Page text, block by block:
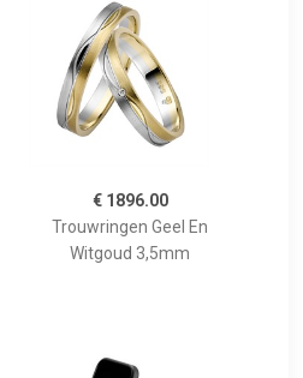
€ 1896.00
Trouwringen Geel En
Witgoud 3,5mm